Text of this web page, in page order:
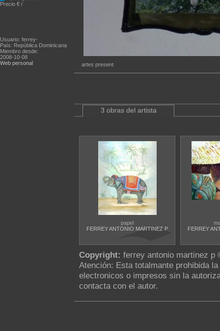
Precio € /
Usuario: ferrey-
País: República Dominicana
Miembro desde:
2008-10-08
Web personal
artes present
3 obras del artista
papel
FERREY ANTONIO MARTINEZ P
FERREY
Copyright: ferrey antonio martinez p
Atención: Esta totalmante prohibida
electronicos o impresos sin la
contacta con el autor.